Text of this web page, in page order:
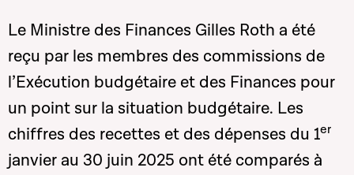
Le Ministre des Finances Gilles Roth a été
reçu par les membres des commissions de
l’Exécution budgétaire et des Finances pour
un point sur la situation budgétaire. Les
chiffres des recettes et des dépenses du 1er
janvier au 30 juin 2025 ont été comparés à